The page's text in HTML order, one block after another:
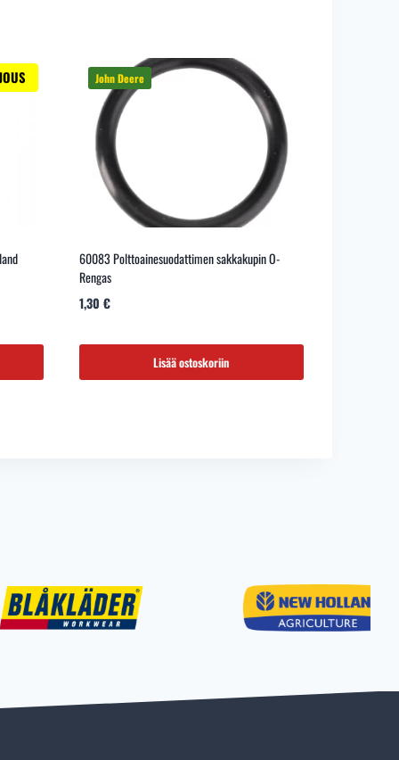
60083 Polttoainesuodattimen sakkakupin O-
Rengas
1,30 €
Lisää ostoskoriin